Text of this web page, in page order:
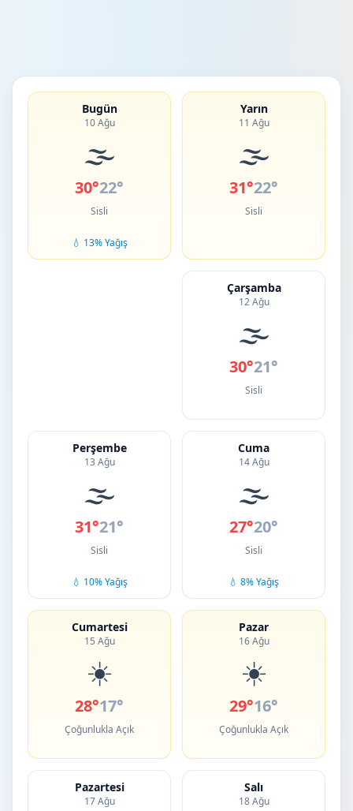
Bugün
10 Ağu
🌫️
30°22°
Sisli
💧 13% Yağış
Yarın
11 Ağu
🌫️
31°22°
Sisli
Çarşamba
12 Ağu
🌫️
30°21°
Sisli
Perşembe
13 Ağu
🌫️
31°21°
Sisli
💧 10% Yağış
Cuma
14 Ağu
🌫️
27°20°
Sisli
💧 8% Yağış
Cumartesi
15 Ağu
☀️
28°17°
Çoğunlukla Açık
Pazar
16 Ağu
☀️
29°16°
Çoğunlukla Açık
Pazartesi
17 Ağu
Salı
18 Ağu